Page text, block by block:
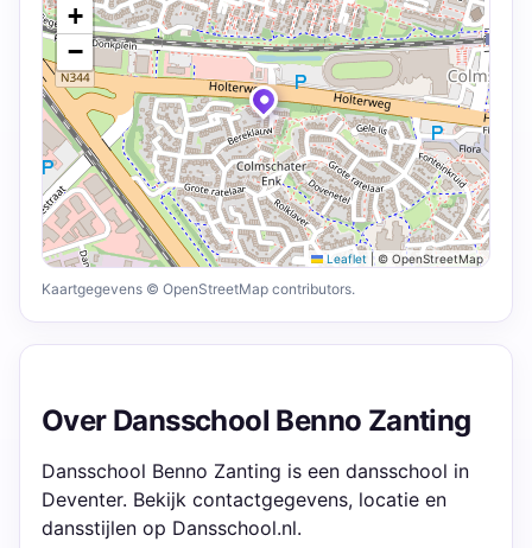
+
−
Leaflet | © OpenStreetMap
Kaartgegevens © OpenStreetMap contributors.
Over Dansschool Benno Zanting
Dansschool Benno Zanting is een dansschool in
Deventer. Bekijk contactgegevens, locatie en
dansstijlen op Dansschool.nl.